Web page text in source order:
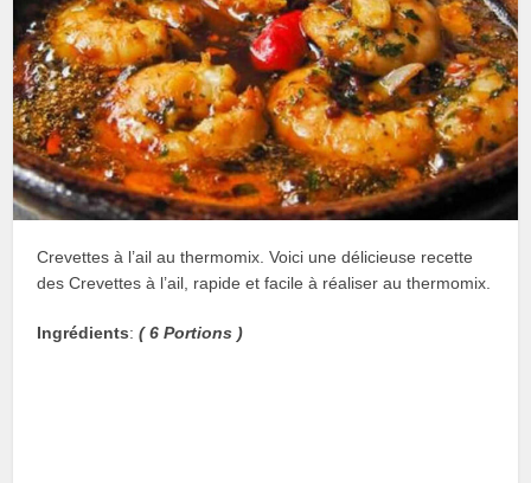
Crevettes à l’ail au thermomix. Voici une délicieuse recette
des Crevettes à l’ail, rapide et facile à réaliser au thermomix.
Ingrédients:( 6 Portions )